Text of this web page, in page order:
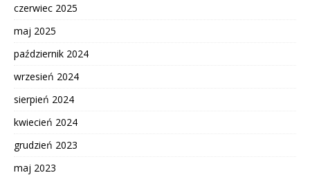
czerwiec 2025
maj 2025
październik 2024
wrzesień 2024
sierpień 2024
kwiecień 2024
grudzień 2023
maj 2023